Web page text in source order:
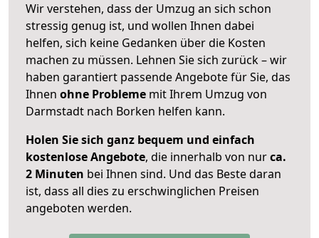
Wir verstehen, dass der Umzug an sich schon
stressig genug ist, und wollen Ihnen dabei
helfen, sich keine Gedanken über die Kosten
machen zu müssen. Lehnen Sie sich zurück – wir
haben garantiert passende Angebote für Sie, das
Ihnen ohne Probleme mit Ihrem Umzug von
Darmstadt nach Borken helfen kann.
Holen Sie sich ganz bequem und einfach
kostenlose Angebote, die innerhalb von nurca.
2 Minuten bei Ihnen sind. Und das Beste daran
ist, dass all dies zu erschwinglichen Preisen
angeboten werden.